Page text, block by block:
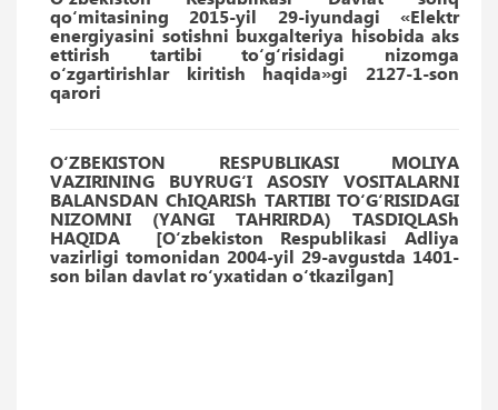
qo‘mitasining 2015-yil 29-iyundagi «Elektr
energiyasini sotishni buxgalteriya hisobida aks
ettirish tartibi to‘g‘risidagi nizomga
o‘zgartirishlar kiritish haqida»gi 2127-1-son
qarori
O‘ZBEKISTON RESPUBLIKASI MOLIYA
VAZIRINING BUYRUG‘I ASOSIY VOSITALARNI
BALANSDAN ChIQARISh TARTIBI TO‘G‘RISIDAGI
NIZOMNI (YANGI TAHRIRDA) TASDIQLASh
HAQIDA [O‘zbekiston Respublikasi Adliya
vazirligi tomonidan 2004-yil 29-avgustda 1401-
son bilan davlat ro‘yxatidan o‘tkazilgan]